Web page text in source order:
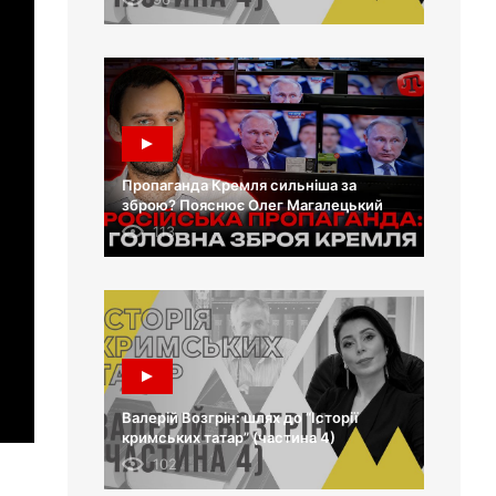
Пропаганда Кремля сильніша за
зброю? Пояснює Олег Магалецький
113
Валерій Возгрін: шлях до “Історії
кримських татар” (частина 4)
102